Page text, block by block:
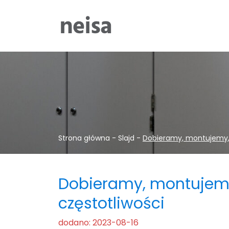
Strona główna - Slajd - Dobieramy,
Dobieramy,
częstotliwości
dodano: 2023-08-16